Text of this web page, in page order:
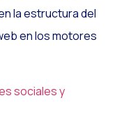
la estructura del
en los motores
sociales y